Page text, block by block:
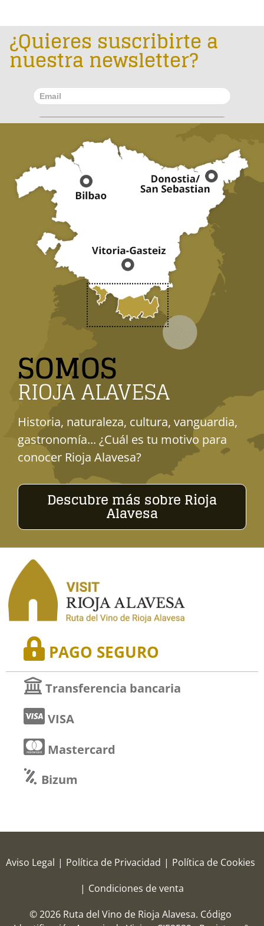
¿Quieres suscribirte a
nuestra newsletter?
SOMOS
RIOJA ALAVESA
Historia, naturaleza, cultura, vanguardia,
gastronomía... ¿Cuál es tu motivo para
conocer Rioja Alavesa?
Descubre más sobre Rioja
Alavesa
PAGO SEGURO
Transferencia bancaria
VISA
Mastercard
Bizum
Aviso Legal | Política de Privacidad | Política de Cookies
| Condiciones de venta
© 2026 Ruta del Vino de Rioja Alavesa. Código